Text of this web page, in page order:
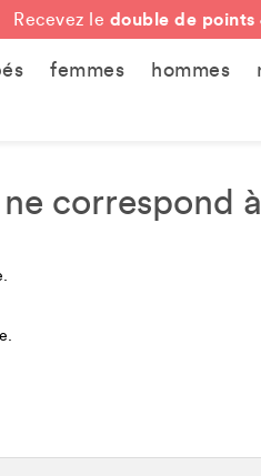
Recevez le double de points
femmes hommes
correspond